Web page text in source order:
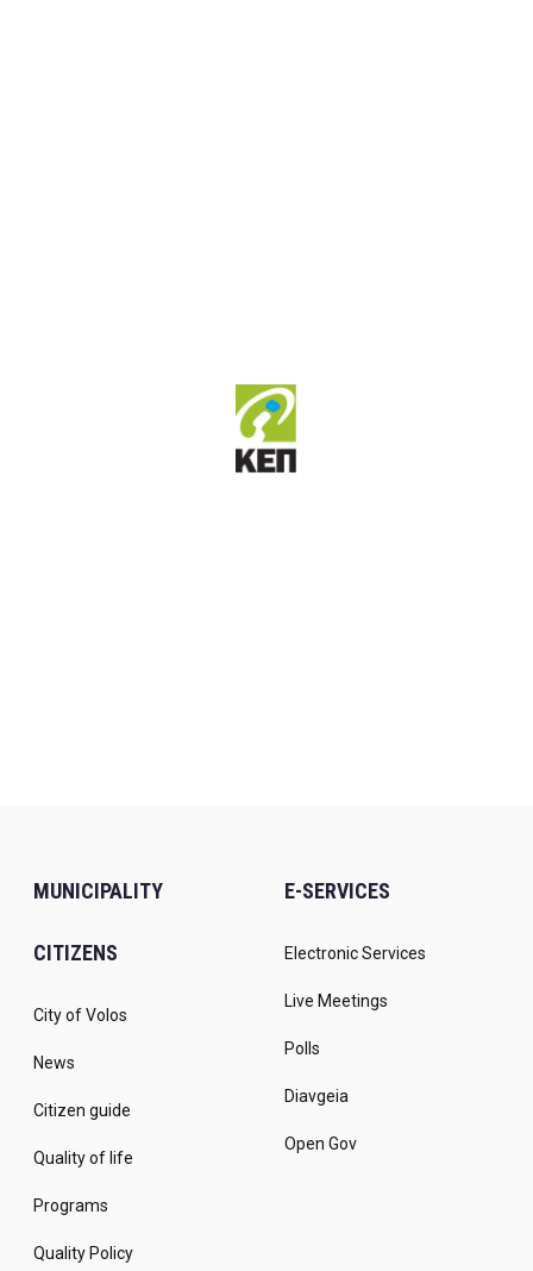
MUNICIPALITY
CITIZENS
City of Volos
News
Citizen guide
Quality of life
Programs
Quality Policy
E-SERVICES
Electronic Services
Live Meetings
Polls
Diavgeia
Open Gov